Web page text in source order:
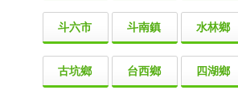
斗六市 斗南鎮 水林鄉
古坑鄉 台西鄉 四湖鄉